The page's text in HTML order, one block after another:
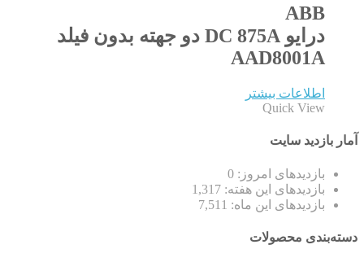
ABB
درایو DC 875A دو جهته بدون فیلد
AAD8001A
اطلاعات بیشتر
Quick View
آمار بازدید سایت
بازدیدهای امروز: 0
بازدیدهای این هفته: 1,317
بازدیدهای این ماه: 7,511
دسته‌بندی محصولات